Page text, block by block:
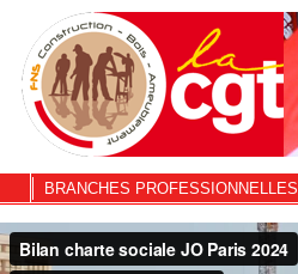
BRANCHES PROFESSIONNELLES